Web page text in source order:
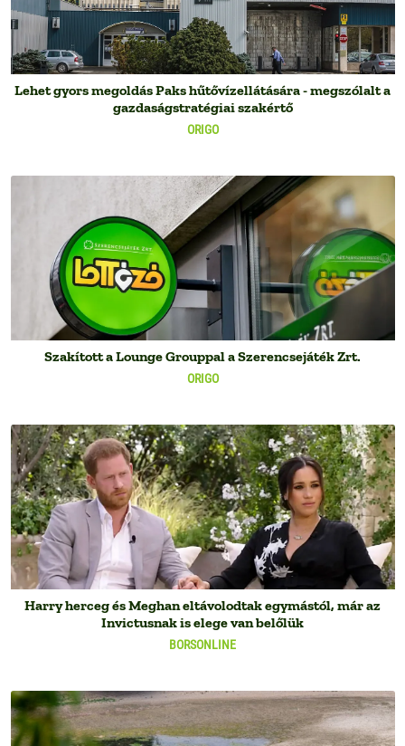
ORIGO
Lehet gyors megoldás Paks hűtővízellátására - megszólalt a
gazdaságstratégiai szakértő
ORIGO
Szakított a Lounge Grouppal a Szerencsejáték Zrt.
BORSONLINE
Harry herceg és Meghan eltávolodtak egymástól, már az
Invictusnak is elege van belőlük